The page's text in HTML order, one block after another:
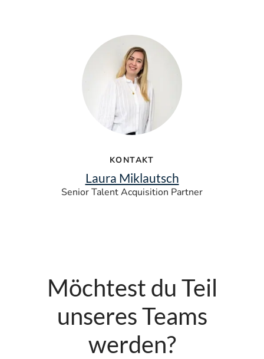
KONTAKT
Laura Miklautsch
Senior Talent Acquisition Partner
Möchtest du Teil
unseres Teams
werden?